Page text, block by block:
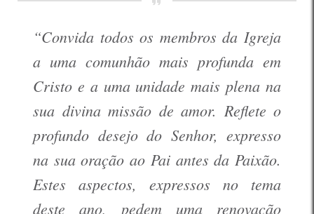
“Convida todos os membros da Igreja
a uma comunhão mais profunda em
Cristo e a uma unidade mais plena na
sua divina missão de amor. Reflete o
profundo desejo do Senhor, expresso
na sua oração ao Pai antes da Paixão.
Estes aspectos, expressos no tema
deste ano, pedem uma renovação